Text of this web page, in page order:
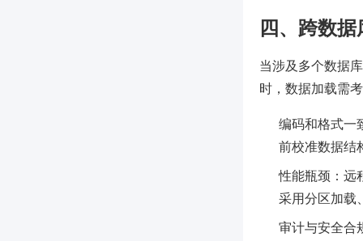
四、跨数
当涉及多个数据
时，数据加载需
编码和格式一
前校准数据结
性能瓶颈：远
采用分区加载
审计与安全合